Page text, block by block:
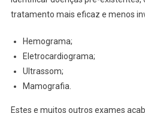
tratamento mais eficaz e menos
Hemograma;
Eletrocardiograma;
Ultrassom;
Mamografia.
Estes e muitos outros exames